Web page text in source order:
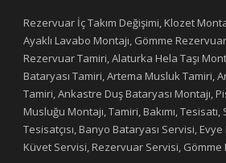
Rezervuar İç Takım Değişimi, Klozet
Ayaklı Lavabo Montajı, Gömme
Rezervuar Tamiri, Alaturka Hela Taşı
Bataryası Tamiri, Artema Musluk Tamiri,
Tamiri, Ankastre Duş Bataryası Montajı,
Musluğu Montajı, Tamiri, Bakımı, Tesisatı,
Tesisatçısı, Banyo Bataryası Servisi,
Küvet Servisi, Rezervuar Servisi,